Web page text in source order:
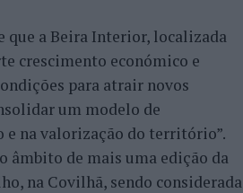
desenvolvimento desta
Criativas’. Temos uma
programação, está também o
referiu esta responsável,
outras iniciativas
a Beira Interior, localizada
crescimento económico e
para atrair novos
um modelo de
e na valorização do território”.
âmbito de mais uma edição da
na Covilhã, sendo considerada